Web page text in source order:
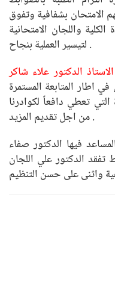
الامتحان بشفافية وتفوق
واللجان الامتحانية
لتيسير العملية بنجاح .
الدكتور علاء شاكر
اطار المتابعة المستمرة
التي تعطي دافعاً لكوادرنا
من اجل تقديم المزيد .
فيها الدكتور صفاء
الدكتور علي اللجان